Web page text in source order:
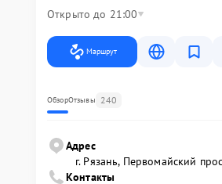
Открыто до 21:00
Маршрут
ОбзорОтзывы 240
Адрес
г. Рязань, Первомайский
Контакты